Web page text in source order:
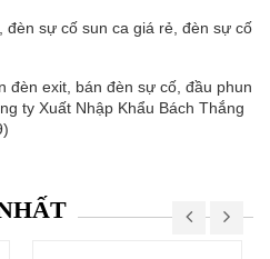
sự cố sun ca giá rẻ, đèn sự cố
đèn exit, bán đèn sự cố, đầu phun
ty Xuất Nhập Khẩu Bách Thắng